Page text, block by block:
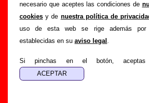
necesario que aceptes las condiciones de
cookies y de nuestra política de
uso de esta web se rige además por
establecidas en su aviso legal .
Si pinchas en el botón, aceptas
Esta página pretende recopilar todo
sobre eldisco “No te apures mamá, es
interpretado porVarios artistas.
canciones incluidas en el disco,
esta página otros tipos de información a
disponibles: los datos relacionados con
créditos de la grabación de las